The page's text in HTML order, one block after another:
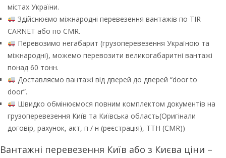
містах України.
Здійснюємо міжнародні перевезення вантажів по TIR
CARNET або по CMR.
Перевозимо негабарит (грузоперевезення Україною та
міжнародні), можемо перевозити великогабаритні вантажі
понад 60 тонн.
Доставляємо вантажі від дверей до дверей “door to
door”.
Швидко обмінюємося повним комплектом документів на
грузоперевезення Київ та Київська область(Оригінали
договір, рахунок, акт, п / н (реєстрація), ТТН (CMR))
Вантажні перевезення Київ або з Києва ціни –